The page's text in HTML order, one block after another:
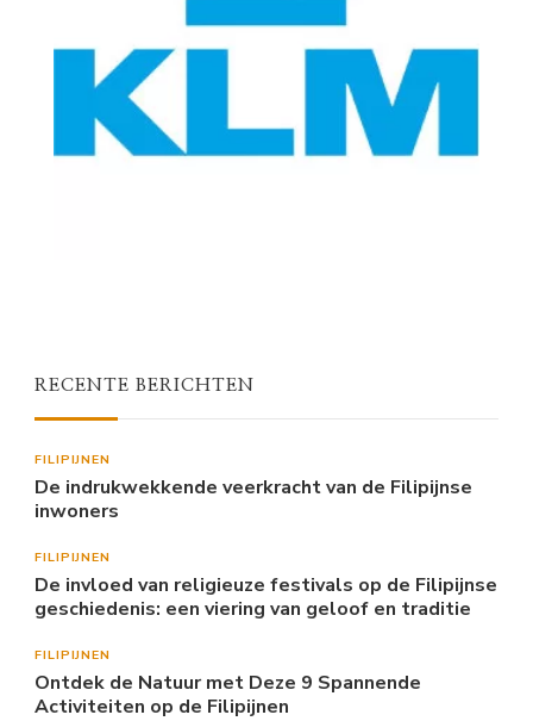
RECENTE BERICHTEN
FILIPIJNEN
De indrukwekkende veerkracht van de Filipijnse
inwoners
FILIPIJNEN
De invloed van religieuze festivals op de Filipijnse
geschiedenis: een viering van geloof en traditie
FILIPIJNEN
Ontdek de Natuur met Deze 9 Spannende
Activiteiten op de Filipijnen